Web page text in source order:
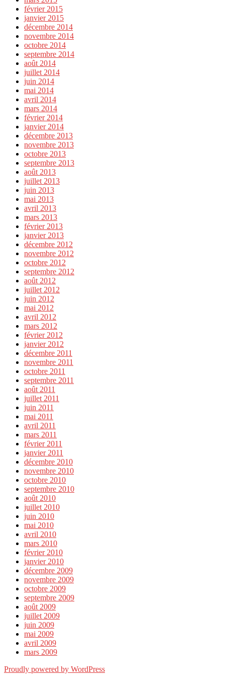
février 2015
janvier 2015
décembre 2014
novembre 2014
octobre 2014
septembre 2014
août 2014
juillet 2014
juin 2014
mai 2014
avril 2014
mars 2014
février 2014
janvier 2014
décembre 2013
novembre 2013
octobre 2013
septembre 2013
août 2013
juillet 2013
juin 2013
mai 2013
avril 2013
mars 2013
février 2013
janvier 2013
décembre 2012
novembre 2012
octobre 2012
septembre 2012
août 2012
juillet 2012
juin 2012
mai 2012
avril 2012
mars 2012
février 2012
janvier 2012
décembre 2011
novembre 2011
octobre 2011
septembre 2011
août 2011
juillet 2011
juin 2011
mai 2011
avril 2011
mars 2011
février 2011
janvier 2011
décembre 2010
novembre 2010
octobre 2010
septembre 2010
août 2010
juillet 2010
juin 2010
mai 2010
avril 2010
mars 2010
février 2010
janvier 2010
décembre 2009
novembre 2009
octobre 2009
septembre 2009
août 2009
juillet 2009
juin 2009
mai 2009
avril 2009
mars 2009
Proudly powered by WordPress